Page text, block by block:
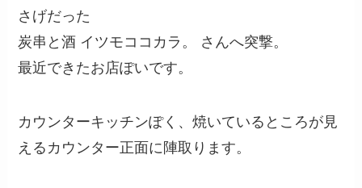
さげだった
炭串と酒 イツモココカラ。 さんへ突撃。
最近できたお店ぽいです。
カウンターキッチンぽく、焼いているところが見
えるカウンター正面に陣取ります。